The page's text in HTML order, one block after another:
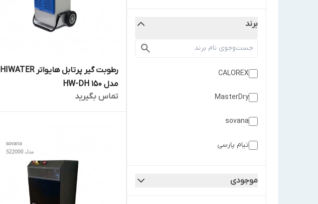
برند
CALOREX
MasterDry
sovana
تیام پارسی
موجودی
رطوبت گیر پرتابل هایواتر HIWATER
مدل HW-DH 150
تماس بگیرید